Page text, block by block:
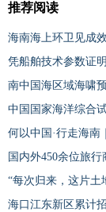
推荐阅读
海南海上环卫见成
凭船舶技术参数证
南中国海区域海啸
中国国家海洋综合
何以中国·行走海南
国内外450余位旅
“每次归来，这片土
海口江东新区累计